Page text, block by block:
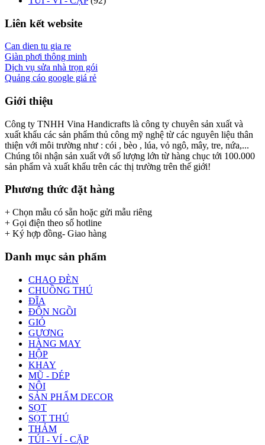
Liên kết website
Can dien tu gia re
Giàn phơi thông minh
Dịch vụ sửa nhà trọn gói
Quảng cáo google giá rẻ
Giới thiệu
Công ty TNHH Vina Handicrafts là công ty chuyên sản xuất và
xuất khẩu các sản phẩm thủ công mỹ nghệ từ các nguyên liệu thân
thiện với môi trường như : cói , bèo , lúa, vỏ ngô, mây, tre, nứa,...
Chúng tôi nhận sản xuất với số lượng lớn từ hàng chục tới 100.000
sản phẩm và xuất khẩu trên các thị trường trên thế giới!
Phương thức đặt hàng
+ Chọn mẫu có sẵn hoặc gửi mẫu riêng
+ Gọi điện theo số hotline
+ Ký hợp đồng- Giao hàng
Danh mục sản phẩm
CHAO ĐÈN
CHUỒNG THÚ
ĐĨA
ĐÔN NGỒI
GIỎ
GƯƠNG
HÀNG MAY
HỘP
KHAY
MŨ - DÉP
NÔI
SẢN PHẨM DECOR
SỌT
SỌT THÚ
THẢM
TÚI - VÍ - CẶP